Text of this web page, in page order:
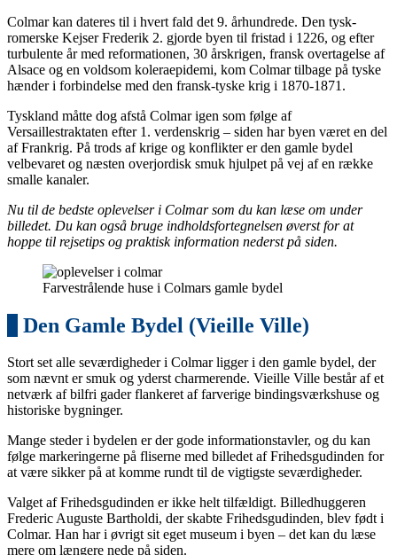
Colmar kan dateres til i hvert fald det 9. århundrede. Den tysk-
romerske Kejser Frederik 2. gjorde byen til fristad i 1226, og efter
turbulente år med reformationen, 30 årskrigen, fransk overtagelse af
Alsace og en voldsom koleraepidemi, kom Colmar tilbage på tyske
hænder i forbindelse med den fransk-tyske krig i 1870-1871.
Tyskland måtte dog afstå Colmar igen som følge af
Versaillestraktaten efter 1. verdenskrig – siden har byen været en del
af Frankrig. På trods af krige og konflikter er den gamle bydel
velbevaret og næsten overjordisk smuk hjulpet på vej af en række
smalle kanaler.
Nu til de bedste oplevelser i Colmar som du kan læse om under
billedet. Du kan også bruge indholdsfortegnelsen øverst for at
hoppe til rejsetips og praktisk information nederst på siden.
Farvestrålende huse i Colmars gamle bydel
Den Gamle Bydel (Vieille Ville)
Stort set alle seværdigheder i Colmar ligger i den gamle bydel, der
som nævnt er smuk og yderst charmerende. Vieille Ville består af et
netværk af bilfri gader flankeret af farverige bindingsværkshuse og
historiske bygninger.
Mange steder i bydelen er der gode informationstavler, og du kan
følge markeringerne på fliserne med billedet af Frihedsgudinden for
at være sikker på at komme rundt til de vigtigste seværdigheder.
Valget af Frihedsgudinden er ikke helt tilfældigt. Billedhuggeren
Frederic Auguste Bartholdi, der skabte Frihedsgudinden, blev født i
Colmar. Han har i øvrigt sit eget museum i byen – det kan du læse
mere om længere nede på siden.